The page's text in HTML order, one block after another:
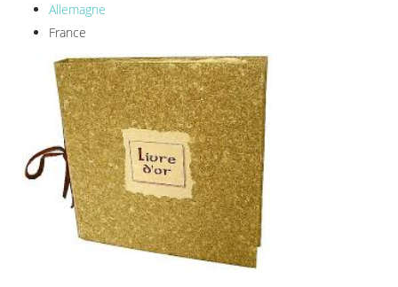
Allemagne
France